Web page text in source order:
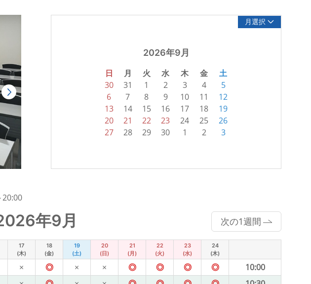
月選択
2026年9月
日 月 火 水 木 金 土
30 31 1 2 3 4
5
6
7 8 9 10 11
12
13
14 15 16 17 18
19
20
21 22 23 24 25
26
27
28 29 30 1 2 3
20:00
年9月 次の1週間
17
(木)
18
(金)
19
(土)
20
(日)
21
(月)
22
(火)
23
(水)
24
(木)
× ◎ × × ◎ ◎ ◎ ◎
10:00